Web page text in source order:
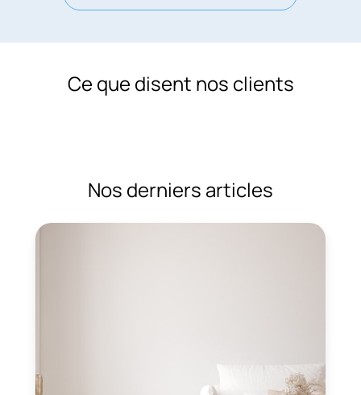
Ce que disent nos clients
Nos derniers articles